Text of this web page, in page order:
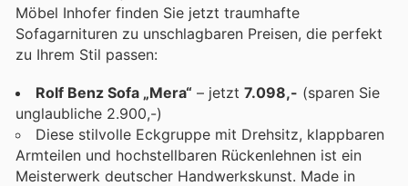
Möbel Inhofer finden Sie jetzt traumhafte
Sofagarnituren zu unschlagbaren Preisen, die perfekt
zu Ihrem Stil passen:
Rolf Benz Sofa „Mera“ – jetzt 7.098,- (sparen Sie
unglaubliche 2.900,-)
Diese stilvolle Eckgruppe mit Drehsitz, klappbaren
Armteilen und hochstellbaren Rückenlehnen ist ein
Meisterwerk deutscher Handwerkskunst. Made in